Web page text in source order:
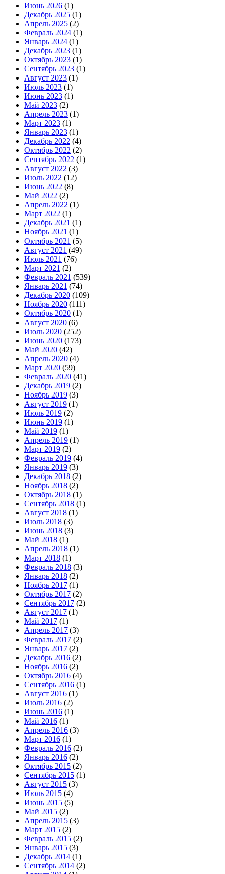
Июнь 2026 (1)
Декабрь 2025 (1)
Апрель 2025 (2)
Февраль 2024 (1)
Январь 2024 (1)
Декабрь 2023 (1)
Октябрь 2023 (1)
Сентябрь 2023 (1)
Август 2023 (1)
Июль 2023 (1)
Июнь 2023 (1)
Май 2023 (2)
Апрель 2023 (1)
Март 2023 (1)
Январь 2023 (1)
Декабрь 2022 (4)
Октябрь 2022 (2)
Сентябрь 2022 (1)
Август 2022 (3)
Июль 2022 (12)
Июнь 2022 (8)
Май 2022 (2)
Апрель 2022 (1)
Март 2022 (1)
Декабрь 2021 (1)
Ноябрь 2021 (1)
Октябрь 2021 (5)
Август 2021 (49)
Июль 2021 (76)
Март 2021 (2)
Февраль 2021 (539)
Январь 2021 (74)
Декабрь 2020 (109)
Ноябрь 2020 (111)
Октябрь 2020 (1)
Август 2020 (6)
Июль 2020 (252)
Июнь 2020 (173)
Май 2020 (42)
Апрель 2020 (4)
Март 2020 (59)
Февраль 2020 (41)
Декабрь 2019 (2)
Ноябрь 2019 (3)
Август 2019 (1)
Июль 2019 (2)
Июнь 2019 (1)
Май 2019 (1)
Апрель 2019 (1)
Март 2019 (2)
Февраль 2019 (4)
Январь 2019 (3)
Декабрь 2018 (2)
Ноябрь 2018 (2)
Октябрь 2018 (1)
Сентябрь 2018 (1)
Август 2018 (1)
Июль 2018 (3)
Июнь 2018 (3)
Май 2018 (1)
Апрель 2018 (1)
Март 2018 (1)
Февраль 2018 (3)
Январь 2018 (2)
Ноябрь 2017 (1)
Октябрь 2017 (2)
Сентябрь 2017 (2)
Август 2017 (1)
Май 2017 (1)
Апрель 2017 (3)
Февраль 2017 (2)
Январь 2017 (2)
Декабрь 2016 (2)
Ноябрь 2016 (2)
Октябрь 2016 (4)
Сентябрь 2016 (1)
Август 2016 (1)
Июль 2016 (2)
Июнь 2016 (1)
Май 2016 (1)
Апрель 2016 (3)
Март 2016 (1)
Февраль 2016 (2)
Январь 2016 (2)
Октябрь 2015 (2)
Сентябрь 2015 (1)
Август 2015 (3)
Июль 2015 (4)
Июнь 2015 (5)
Май 2015 (2)
Апрель 2015 (3)
Март 2015 (2)
Февраль 2015 (2)
Январь 2015 (3)
Декабрь 2014 (1)
Сентябрь 2014 (2)